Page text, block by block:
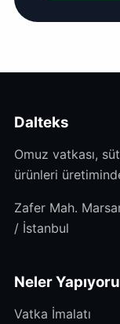
Dalteks
Omuz vatkası,
ürünleri
Zafer Mah.
/ İstanbul
Neler
Vatka İmalatı